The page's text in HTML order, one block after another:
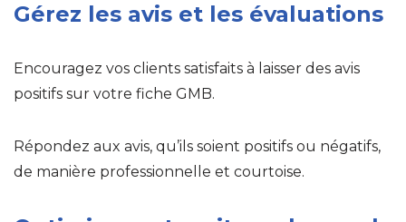
Gérez les avis et les évaluations
Encouragez vos clients satisfaits à laisser des avis
positifs sur votre fiche GMB.
Répondez aux avis, qu’ils soient positifs ou négatifs,
de manière professionnelle et courtoise.